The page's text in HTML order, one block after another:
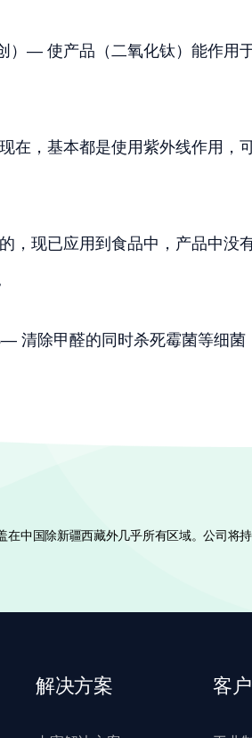
— 使产品（二氧化钛）能作用
基本都是使用紫外线作用，
现已应用到食品中，产品中没
除甲醛的同时杀死霉菌等细菌
中国除新疆西藏外几乎所有区域。公司将
解决方案 客